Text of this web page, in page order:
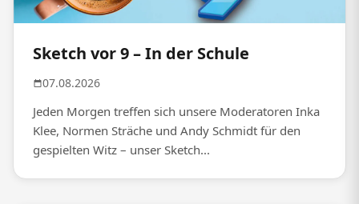
Sketch vor 9 – In der Schule
07.08.2026
Jeden Morgen treffen sich unsere Moderatoren Inka
Klee, Normen Sträche und Andy Schmidt für den
gespielten Witz – unser Sketch...